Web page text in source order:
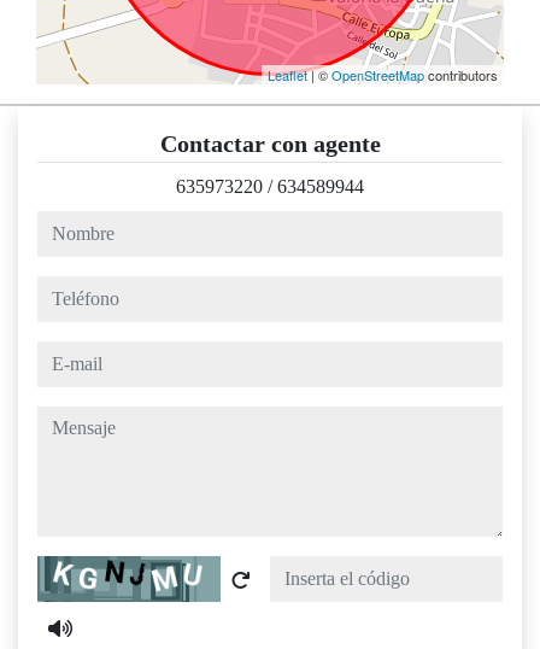
Leaflet| ©OpenStreetMapcontributors
Contactar con agente
635973220 /634589944
nombre
teléfono
e-mail
mensaje
Captcha